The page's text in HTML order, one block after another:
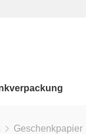
Geschenkpapier